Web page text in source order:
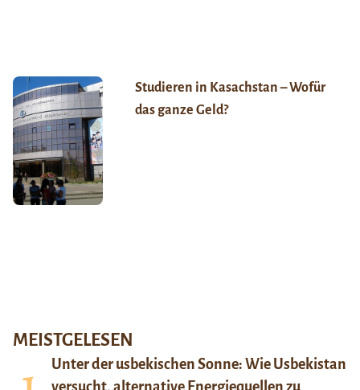
Studieren in Kasachstan – Wofür
das ganze Geld?
MEISTGELESEN
Unter der usbekischen Sonne: Wie Usbekistan